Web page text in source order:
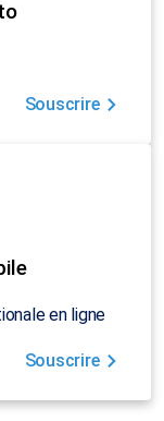
Souscrire
en ligne
Souscrire